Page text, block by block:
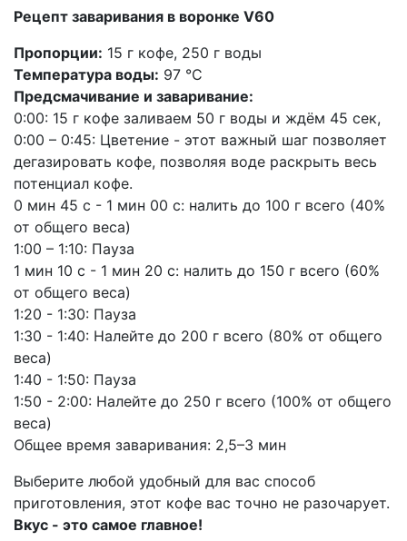
Рецепт заваривания в воронке V60
Пропорции: 15 г кофе, 250 г воды
Температура воды: 97 °С
Предсмачивание и заваривание:
0:00: 15 г кофе заливаем 50 г воды и ждём 45 сек,
0:00 – 0:45: Цветение - этот важный шаг позволяет
дегазировать кофе, позволяя воде раскрыть весь
потенциал кофе.
0 мин 45 с - 1 мин 00 с: налить до 100 г всего (40%
от общего веса)
1:00 – 1:10: Пауза
1 мин 10 с - 1 мин 20 с: налить до 150 г всего (60%
от общего веса)
1:20 - 1:30: Пауза
1:30 - 1:40: Налейте до 200 г всего (80% от общего
веса)
1:40 - 1:50: Пауза
1:50 - 2:00: Налейте до 250 г всего (100% от общего
веса)
Общее время заваривания: 2,5–3 мин
Выберите любой удобный для вас способ
приготовления, этот кофе вас точно не разочарует.
Вкус - это самое главное!